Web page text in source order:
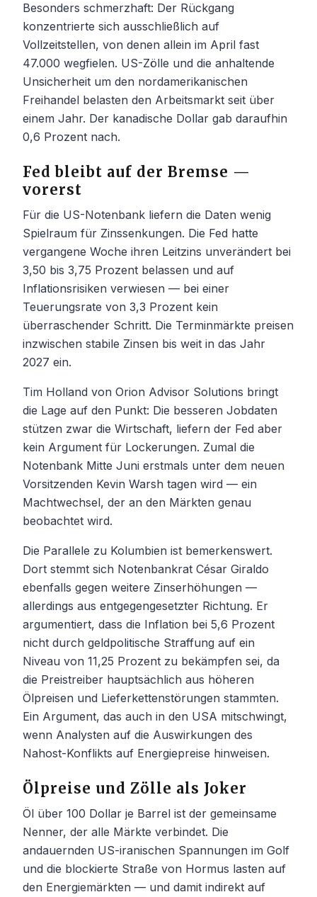
Besonders schmerzhaft: Der Rückgang
konzentrierte sich ausschließlich auf
Vollzeitstellen, von denen allein im April fast
47.000 wegfielen. US-Zölle und die anhaltende
Unsicherheit um den nordamerikanischen
Freihandel belasten den Arbeitsmarkt seit über
einem Jahr. Der kanadische Dollar gab daraufhin
0,6 Prozent nach.
Fed bleibt auf der Bremse —
vorerst
Für die US-Notenbank liefern die Daten wenig
Spielraum für Zinssenkungen. Die Fed hatte
vergangene Woche ihren Leitzins unverändert bei
3,50 bis 3,75 Prozent belassen und auf
Inflationsrisiken verwiesen — bei einer
Teuerungsrate von 3,3 Prozent kein
überraschender Schritt. Die Terminmärkte preisen
inzwischen stabile Zinsen bis weit in das Jahr
2027 ein.
Tim Holland von Orion Advisor Solutions bringt
die Lage auf den Punkt: Die besseren Jobdaten
stützen zwar die Wirtschaft, liefern der Fed aber
kein Argument für Lockerungen. Zumal die
Notenbank Mitte Juni erstmals unter dem neuen
Vorsitzenden Kevin Warsh tagen wird — ein
Machtwechsel, der an den Märkten genau
beobachtet wird.
Die Parallele zu Kolumbien ist bemerkenswert.
Dort stemmt sich Notenbankrat César Giraldo
ebenfalls gegen weitere Zinserhöhungen —
allerdings aus entgegengesetzter Richtung. Er
argumentiert, dass die Inflation bei 5,6 Prozent
nicht durch geldpolitische Straffung auf ein
Niveau von 11,25 Prozent zu bekämpfen sei, da
die Preistreiber hauptsächlich aus höheren
Ölpreisen und Lieferkettenstörungen stammten.
Ein Argument, das auch in den USA mitschwingt,
wenn Analysten auf die Auswirkungen des
Nahost-Konflikts auf Energiepreise hinweisen.
Ölpreise und Zölle als Joker
Öl über 100 Dollar je Barrel ist der gemeinsame
Nenner, der alle Märkte verbindet. Die
andauernden US-iranischen Spannungen im Golf
und die blockierte Straße von Hormus lasten auf
den Energiemärkten — und damit indirekt auf